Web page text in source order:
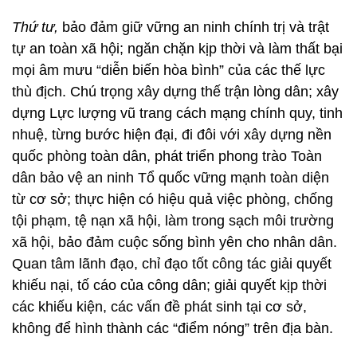
Thứ tư, bảo đảm giữ vững an ninh chính trị và trật
tự an toàn xã hội; ngăn chặn kịp thời và làm thất bại
mọi âm mưu “diễn biến hòa bình” của các thế lực
thù địch. Chú trọng xây dựng thế trận lòng dân; xây
dựng Lực lượng vũ trang cách mạng chính quy, tinh
nhuệ, từng bước hiện đại, đi đôi với xây dựng nền
quốc phòng toàn dân, phát triển phong trào Toàn
dân bảo vệ an ninh Tổ quốc vững mạnh toàn diện
từ cơ sở; thực hiện có hiệu quả việc phòng, chống
tội phạm, tệ nạn xã hội, làm trong sạch môi trường
xã hội, bảo đảm cuộc sống bình yên cho nhân dân.
Quan tâm lãnh đạo, chỉ đạo tốt công tác giải quyết
khiếu nại, tố cáo của công dân; giải quyết kịp thời
các khiếu kiện, các vấn đề phát sinh tại cơ sở,
không để hình thành các “điểm nóng” trên địa bàn.